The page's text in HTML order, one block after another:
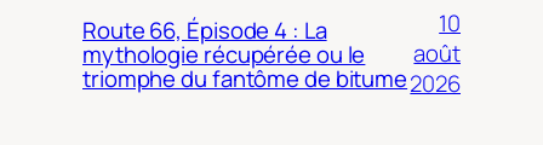
Route 66, Épisode 4 : La
mythologie récupérée ou le
triomphe du fantôme de bitume
10
août
2026